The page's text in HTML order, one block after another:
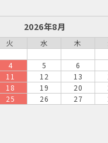
2026年8月
火 水 木
4 5 6
11 12 13
18 19 20
25 26 27